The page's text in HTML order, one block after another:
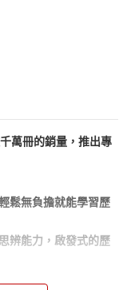
萬冊的銷量，推出專
鬆無負擔就能學習歷
辨能力，啟發式的歷